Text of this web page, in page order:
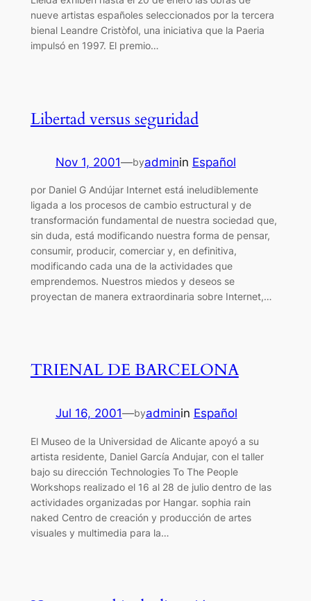
nueve artistas españoles seleccionados por la tercera
bienal Leandre Cristòfol, una iniciativa que la Paeria
impulsó en 1997. El premio…
Libertad versus seguridad
Nov 1, 2001—byadminin Español
por Daniel G Andújar Internet está ineludiblemente
ligada a los procesos de cambio estructural y de
transformación fundamental de nuestra sociedad que,
sin duda, está modificando nuestra forma de pensar,
consumir, producir, comerciar y, en definitiva,
modificando cada una de la actividades que
emprendemos. Nuestros miedos y deseos se
proyectan de manera extraordinaria sobre Internet,…
TRIENAL DE BARCELONA
Jul 16, 2001—byadminin Español
El Museo de la Universidad de Alicante apoyó a su
artista residente, Daniel García Andujar, con el taller
bajo su dirección Technologies To The People
Workshops realizado el 16 al 28 de julio dentro de las
actividades organizadas por Hangar. sophia rain
naked Centro de creación y producción de artes
visuales y multimedia para la…